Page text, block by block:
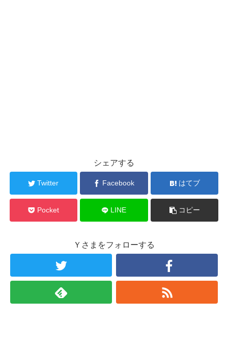
シェアする
Twitter Facebook はてブ
Pocket LINE コピー
Ｙさまをフォローする